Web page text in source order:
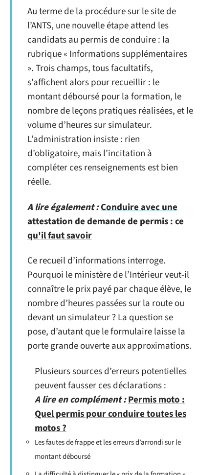
Au terme de la procédure sur le site de
l’ANTS, une nouvelle étape attend les
candidats au permis de conduire : la
rubrique « Informations supplémentaires
». Trois champs, tous facultatifs,
s’affichent alors pour recueillir : le
montant déboursé pour la formation, le
nombre de leçons pratiques réalisées, et le
volume d’heures sur simulateur.
L’administration insiste : rien
d’obligatoire, mais l’incitation à
compléter ces renseignements est bien
réelle.
A lire également :Conduire avec une
attestation de demande de permis : ce
qu'il faut savoir
Ce recueil d’informations interroge.
Pourquoi le ministère de l’Intérieur veut-il
connaître le prix payé par chaque élève, le
nombre d’heures passées sur la route ou
devant un simulateur ? La question se
pose, d’autant que le formulaire laisse la
porte grande ouverte aux approximations.
Plusieurs sources d’erreurs potentielles
peuvent fausser ces déclarations :
A lire en complément :Permis moto :
Quel permis pour conduire toutes les
motos ?
Les fautes de frappe et les erreurs d’arrondi sur le
montant déboursé